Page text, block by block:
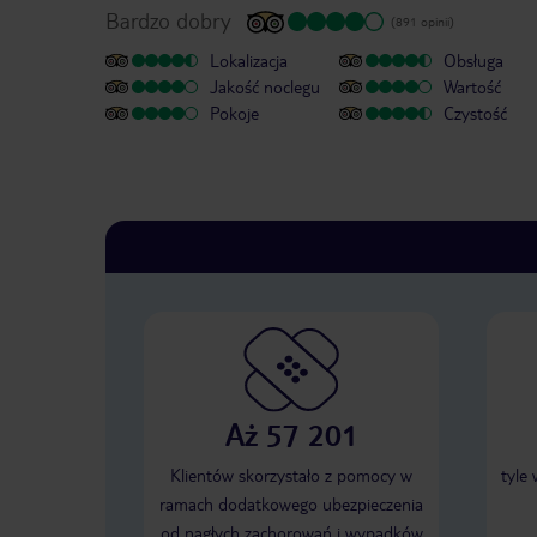
Bardzo dobry (891 opinii)
Lokalizacja
Jakość noclegu
Pokoje
Obsługa
Wartość
Czystość
Aż 57 201
Klientów skorzystało z pomocy w
ramach dodatkowego ubezpieczenia
od nagłych zachorowań i wypadków
tyle